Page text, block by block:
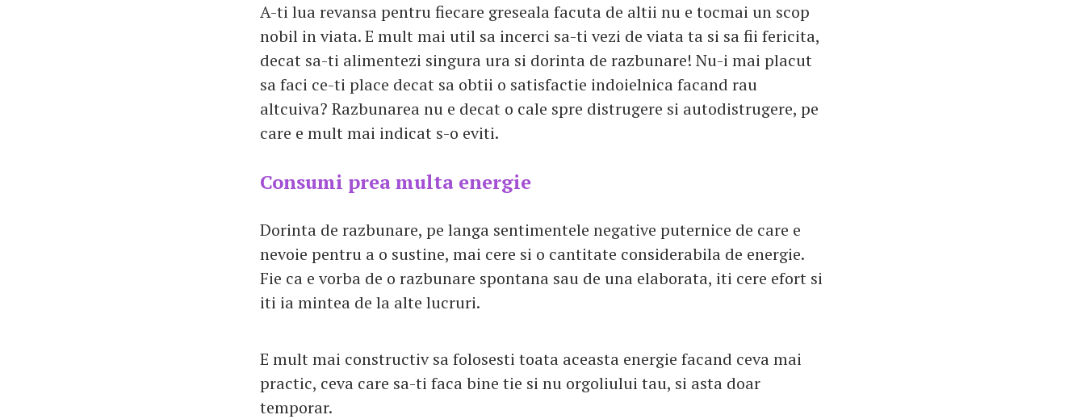
A-ti lua revansa pentru fiecare greseala facuta de altii nu e tocmai un scop
nobil in viata. E mult mai util sa incerci sa-ti vezi de viata ta si sa fii fericita,
decat sa-ti alimentezi singura ura si dorinta de razbunare! Nu-i mai placut
sa faci ce-ti place decat sa obtii o satisfactie indoielnica facand rau
altcuiva? Razbunarea nu e decat o cale spre distrugere si autodistrugere, pe
care e mult mai indicat s-o eviti.
Consumi prea multa energie
Dorinta de razbunare, pe langa sentimentele negative puternice de care e
nevoie pentru a o sustine, mai cere si o cantitate considerabila de energie.
Fie ca e vorba de o razbunare spontana sau de una elaborata, iti cere efort si
iti ia mintea de la alte lucruri.
E mult mai constructiv sa folosesti toata aceasta energie facand ceva mai
practic, ceva care sa-ti faca bine tie si nu orgoliului tau, si asta doar
temporar.